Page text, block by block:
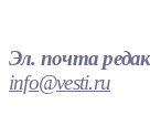
Эл. почта
info@vesti.ru